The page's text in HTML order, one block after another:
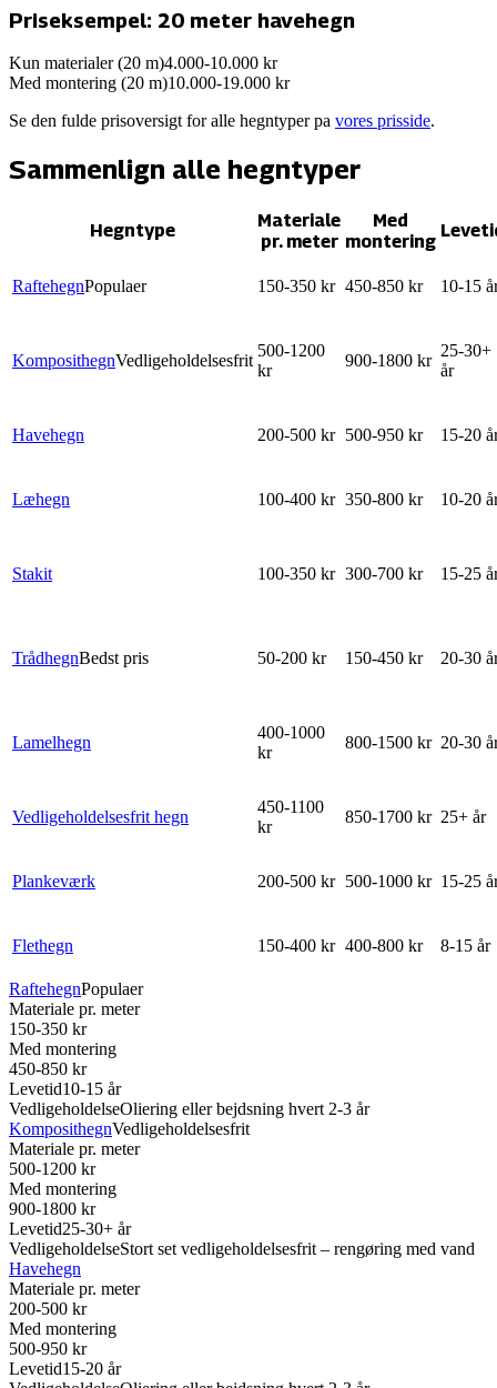
Priseksempel: 20 meter havehegn
Kun materialer (20 m)4.000-10.000 kr
Med montering (20 m)10.000-19.000 kr
Se den fulde prisoversigt for alle hegntyper pa vores prisside.
Sammenlign alle hegntyper
Hegntype
Materiale
pr. meter
Med
montering
RaftehegnPopulaer 150-350 kr 450-850 kr 10-15
KomposithegnVedligeholdelsesfrit
500-1200
kr
900-1800 kr
25-30+
år
Havehegn 200-500 kr 500-950 kr 15-20
Læhegn 100-400 kr 350-800 kr 10-20
Stakit 100-350 kr 300-700 kr 15-25
TrådhegnBedst pris 50-200 kr 150-450 kr 20-30
Lamelhegn
400-1000
kr
800-1500 kr 20-30
Vedligeholdelsesfrit hegn
450-1100
kr
850-1700 kr 25+ år
Plankeværk 200-500 kr 500-1000 kr 15-25
Flethegn 150-400 kr 400-800 kr 8-15 år
RaftehegnPopulaer
Materiale pr. meter
150-350 kr
Med montering
450-850 kr
Levetid10-15 år
VedligeholdelseOliering eller bejdsning hvert 2-3 år
KomposithegnVedligeholdelsesfrit
Materiale pr. meter
500-1200 kr
Med montering
900-1800 kr
Levetid25-30+ år
VedligeholdelseStort set vedligeholdelsesfrit – rengøring med vand
Havehegn
Materiale pr. meter
200-500 kr
Med montering
500-950 kr
Levetid15-20 år